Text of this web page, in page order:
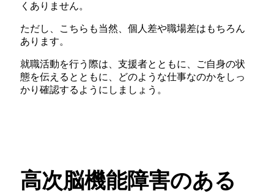
くありません。
ただし、こちらも当然、個人差や職場差はもちろん
あります。
就職活動を行う際は、支援者とともに、ご自身の状
態を伝えるとともに、どのような仕事なのかをしっ
かり確認するようにしましょう。
高次脳機能障害のある